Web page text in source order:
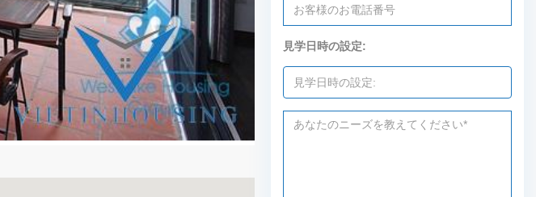
見学日時の設定: